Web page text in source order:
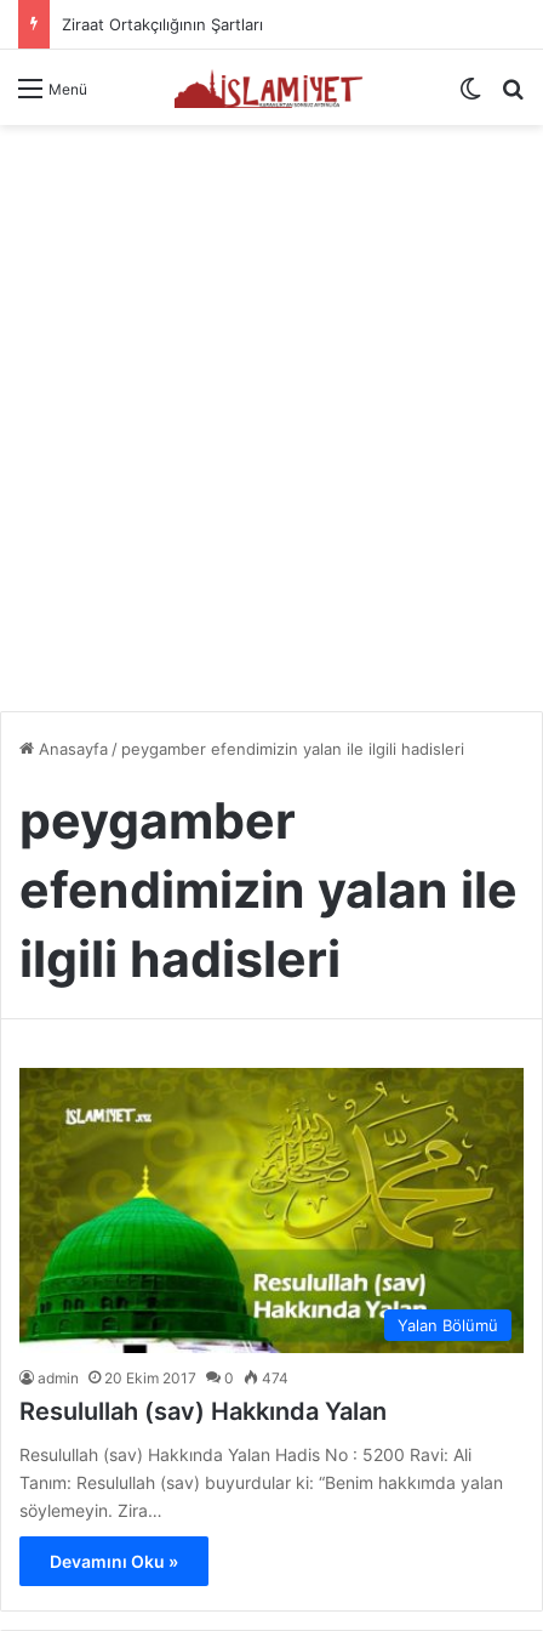
Ziraat Ortakçılığının Şartları
Menü Dış
Anasayfa/ peygamber efendimizin yalan ile ilgili hadisleri
peygamber
efendimizin yalan ile
ilgili hadisleri
Yalan Bölümü
admin 20 Ekim 2017 0 474
Resulullah (sav) Hakkında Yalan
Resulullah (sav) Hakkında Yalan Hadis No : 5200 Ravi: Ali
Tanım: Resulullah (sav) buyurdular ki: “Benim hakkımda yalan
söylemeyin. Zira…
Devamını Oku »